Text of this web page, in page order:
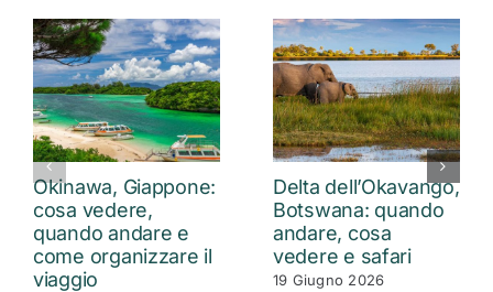
Okinawa, Giappone:
cosa vedere,
quando andare e
come organizzare il
viaggio
Delta dell’Okavango,
Botswana: quando
andare, cosa
vedere e safari
19 Giugno 2026